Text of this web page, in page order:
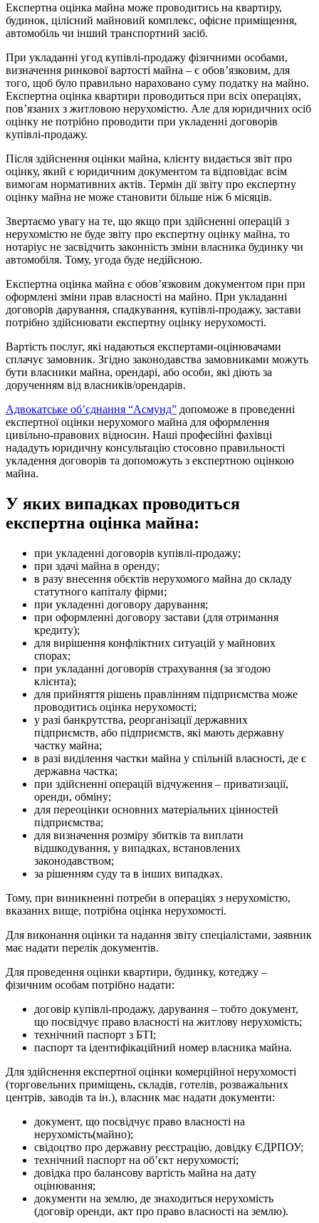
Експертна оцінка майна може проводитись на квартиру,
будинок, цілісний майновий комплекс, офісне приміщення,
автомобіль чи інший транспортний засіб.
При укладанні угод купівлі-продажу фізичними особами,
визначення ринкової вартості майна – є обов’язковим, для
того, щоб було правильно нараховано суму податку на майно.
Експертна оцінка квартири проводиться при всіх операціях,
пов’язаних з житловою нерухомістю. Але для юридичних осіб
оцінку не потрібно проводити при укладенні договорів
купівлі-продажу.
Після здійснення оцінки майна, клієнту видається звіт про
оцінку, який є юридичним документом та відповідає всім
вимогам нормативних актів. Термін дії звіту про експертну
оцінку майна не може становити більше ніж 6 місяців.
Звертаємо увагу на те, що якщо при здійсненні операцій з
нерухомістю не буде звіту про експертну оцінку майна, то
нотаріус не засвідчить законність зміни власника будинку чи
автомобіля. Тому, угода буде недійсною.
Експертна оцінка майна є обов’язковим документом при при
оформлені зміни прав власності на майно. При укладанні
договорів дарування, спадкування, купівлі-продажу, застави
потрібно здійснювати експертну оцінку нерухомості.
Вартість послуг, які надаються експертами-оцінювачами
сплачує замовник. Згідно законодавства замовниками можуть
бути власники майна, орендарі, або особи, які діють за
дорученням від власників/орендарів.
Адвокатське об’єднання “Асмунд” допоможе в проведенні
експертної оцінки нерухомого майна для оформлення
цивільно-правових відносин. Наші професійні фахівці
нададуть юридичну консультацію стосовно правильності
укладення договорів та допоможуть з експертною оцінкою
майна.
У яких випадках проводиться
експертна оцінка майна:
при укладенні договорів купівлі-продажу;
при здачі майна в оренду;
в разу внесення обєктів нерухомого майна до складу
статутного капіталу фірми;
при укладенні договору дарування;
при оформленні договору застави (для отримання
кредиту);
для вирішення конфліктних ситуацій у майнових
спорах;
при укладанні договорів страхування (за згодою
клієнта);
для прийняття рішень правлінням підприємства може
проводитись оцінка нерухомості;
у разі банкрутства, реорганізації державних
підприємств, або підприємств, які мають державну
частку майна;
в разі виділення частки майна у спільній власності, де є
державна частка;
при здійсненні операцій відчуження – приватизації,
оренди, обміну;
для переоцінки основних матеріальних цінностей
підприємства;
для визначення розміру збитків та виплати
відшкодування, у випадках, встановлених
законодавством;
за рішенням суду та в інших випадках.
Тому, при виникненні потреби в операціях з нерухомістю,
вказаних вище, потрібна оцінка нерухомості.
Для виконання оцінки та надання звіту спеціалістами, заявник
має надати перелік документів.
Для проведення оцінки квартири, будинку, котеджу –
фізичним особам потрібно надати:
договір купівлі-продажу, дарування – тобто документ,
що посвідчує право власності на житлову нерухомість;
технічний паспорт з БТІ;
паспорт та ідентифікаційний номер власника майна.
Для здійснення експертної оцінки комерційної нерухомості
(торговельних приміщень, складів, готелів, розважальних
центрів, заводів та ін.), власник має надати документи:
документ, що посвідчує право власності на
нерухомість(майно);
свідоцтво про державну реєстрацію, довідку ЄДРПОУ;
технічний паспорт на об’єкт нерухомості;
довідка про балансову вартість майна на дату
оцінювання;
документи на землю, де знаходиться нерухомість
(договір оренди, акт про право власності на землю).